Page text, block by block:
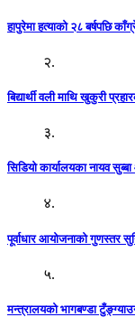
हापुरेमा हत्याको २८ बर्षपछि
२.
बिद्यार्थी वली माथि खुकुरी
३.
सिडियो कार्यालयका नायव
४.
पूर्वाधार आयोजनाको गुणस्तर
५.
मन्त्रालयको भागबण्डा